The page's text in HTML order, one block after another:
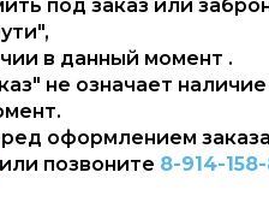
под заказ или
в данный момент .
не означает
оформлением
или позвоните 8-914-